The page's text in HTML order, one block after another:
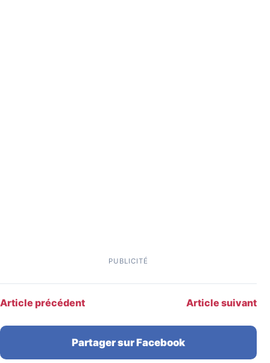
PUBLICITÉ
Article précédent Article suivant
Partager sur Facebook